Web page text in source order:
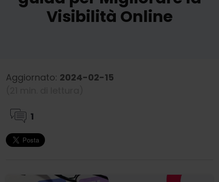
Visibilità Online
Aggiornato: 2024-02-15
1